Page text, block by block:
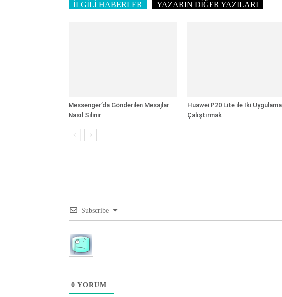
İLGİLİ HABERLER YAZARIN DİĞER YAZILARI
Messenger’da Gönderilen Mesajlar
Nasıl Silinir
Huawei P20 Lite ile İki Uygulama
Çalıştırmak
Subscribe
0 YORUM